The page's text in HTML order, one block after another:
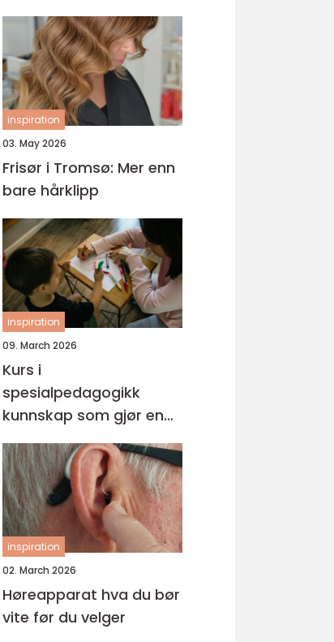
inspiration
03. May 2026
Frisør i Tromsø: Mer enn
bare hårklipp
inspiration
09. March 2026
Kurs i
spesialpedagogikk
kunnskap som gjør en
forskjell i hverdagen
inspiration
02. March 2026
Høreapparat hva du bør
vite før du velger